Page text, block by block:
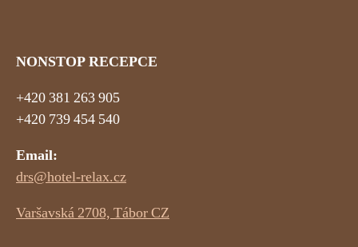
NONSTOP RECEPCE
+420 381 263 905
+420 739 454 540
Email:
drs@hotel-relax.cz
Varšavská 2708, Tábor CZ